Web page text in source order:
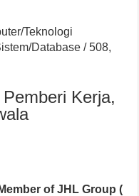
Teknologi
Database / 508,
Kerja,
of JHL Group(